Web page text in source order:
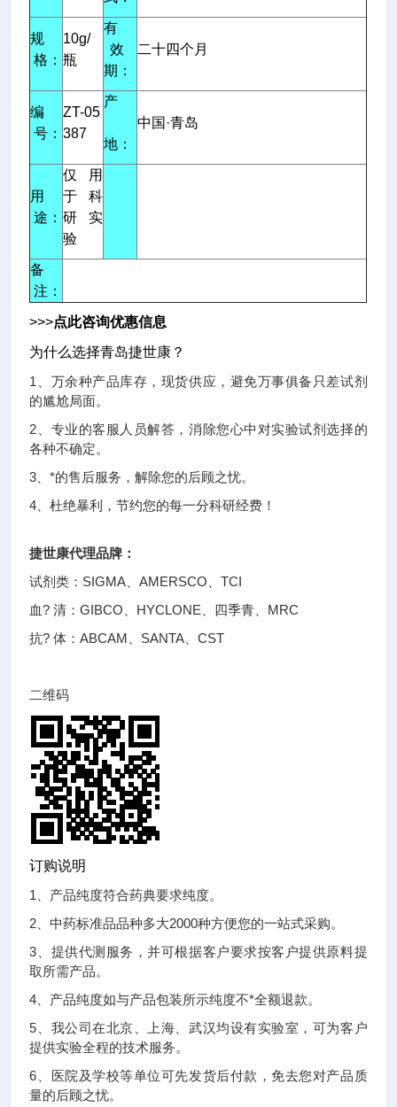
规
格：
10g/
瓶
有
效
期：
二十四个月
编
号：
ZT-05
387
产
地：
中国·青岛
用
途：
仅用
于科
研实
验
备
注：
>>>点此咨询优惠信息
为什么选择青岛捷世康？
1、万余种产品库存，现货供应，避免万事俱备只差试剂
的尴尬局面。
2、专业的客服人员解答，消除您心中对实验试剂选择的
各种不确定。
3、*的售后服务，解除您的后顾之忧。
4、杜绝暴利，节约您的每一分科研经费！
捷世康代理品牌：
试剂类：SIGMA、AMERSCO、TCI
血? 清：GIBCO、HYCLONE、四季青、MRC
抗? 体：ABCAM、SANTA、CST
二维码
订购说明
1、产品纯度符合药典要求纯度。
2、中药标准品品种多大2000种方便您的一站式采购。
3、提供代测服务，并可根据客户要求按客户提供原料提
取所需产品。
4、产品纯度如与产品包装所示纯度不*全额退款。
5、我公司在北京、上海、武汉均设有实验室，可为客户
提供实验全程的技术服务。
6、医院及学校等单位可先发货后付款，免去您对产品质
量的后顾之忧。